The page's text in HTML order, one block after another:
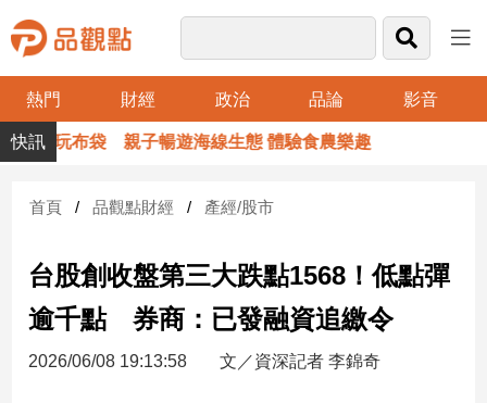
熱門 財經 政治 品論 影音
品
觀
財
台
財
新
袋 親子暢遊海線生態 體驗食農樂趣
首頁 品觀點財經 產經/股市
台股創收盤第三大跌點1568！低點彈
逾千點 券商：已發融資追繳令
2026/06/08 19:13:58 文／資深記者 李錦奇